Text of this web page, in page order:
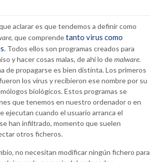
aclarar es que tendemos a definir como
, que comprendetanto virus como
. Todos ellos son programas creados para
y hacer cosas malas, de ahí lo demalware.
de propagarse es bien distinta. Los primeros
los virus y recibieron ese nombre por su
biológicos. Estos programas se
que tenemos en nuestro ordenador o en
ejecutan cuando el usuario arranca el
han infiltrado, momento que suelen
otros ficheros.
no necesitan modificar ningún fichero para